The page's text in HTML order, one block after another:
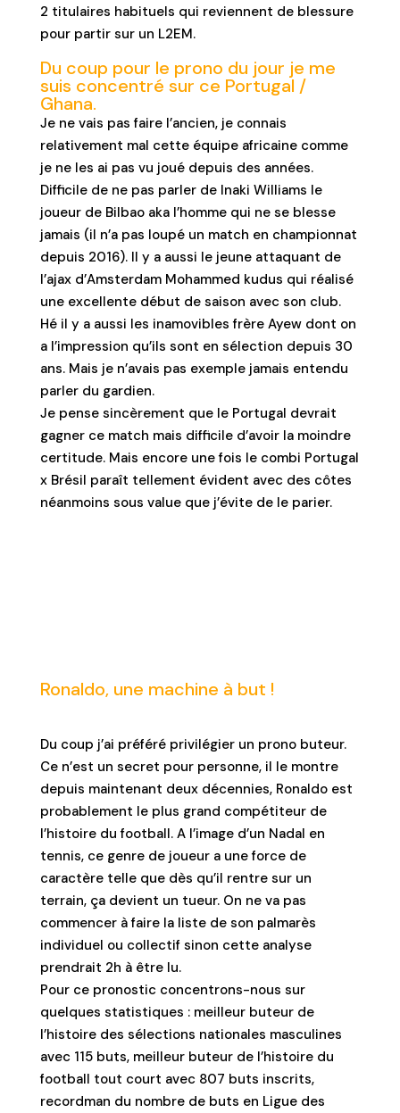
2 titulaires habituels qui reviennent de blessure
pour partir sur un L2EM.
Du coup pour le prono du jour je me
suis concentré sur ce Portugal /
Ghana.
Je ne vais pas faire l’ancien, je connais
relativement mal cette équipe africaine comme
je ne les ai pas vu joué depuis des années.
Difficile de ne pas parler de Inaki Williams le
joueur de Bilbao aka l’homme qui ne se blesse
jamais (il n’a pas loupé un match en championnat
depuis 2016). Il y a aussi le jeune attaquant de
l’ajax d’Amsterdam Mohammed kudus qui réalisé
une excellente début de saison avec son club.
Hé il y a aussi les inamovibles frère Ayew dont on
a l’impression qu’ils sont en sélection depuis 30
ans. Mais je n’avais pas exemple jamais entendu
parler du gardien.
Je pense sincèrement que le Portugal devrait
gagner ce match mais difficile d’avoir la moindre
certitude. Mais encore une fois le combi Portugal
x Brésil paraît tellement évident avec des côtes
néanmoins sous value que j’évite de le parier.
Ronaldo, une machine à but !
Du coup j’ai préféré privilégier un prono buteur.
Ce n’est un secret pour personne, il le montre
depuis maintenant deux décennies, Ronaldo est
probablement le plus grand compétiteur de
l’histoire du football. A l’image d’un Nadal en
tennis, ce genre de joueur a une force de
caractère telle que dès qu’il rentre sur un
terrain, ça devient un tueur. On ne va pas
commencer à faire la liste de son palmarès
individuel ou collectif sinon cette analyse
prendrait 2h à être lu.
Pour ce pronostic concentrons-nous sur
quelques statistiques : meilleur buteur de
l’histoire des sélections nationales masculines
avec 115 buts, meilleur buteur de l’histoire du
football tout court avec 807 buts inscrits,
recordman du nombre de buts en Ligue des